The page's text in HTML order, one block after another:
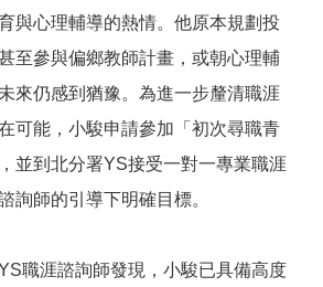
與心理輔導的熱情。他原本規劃投
至參與偏鄉教師計畫，或朝心理輔
來仍感到猶豫。為進一步釐清職涯
可能，小駿申請參加「初次尋職青
並到北分署YS接受一對一專業職涯
詢師的引導下明確目標。
涯諮詢師發現，小駿已具備高度